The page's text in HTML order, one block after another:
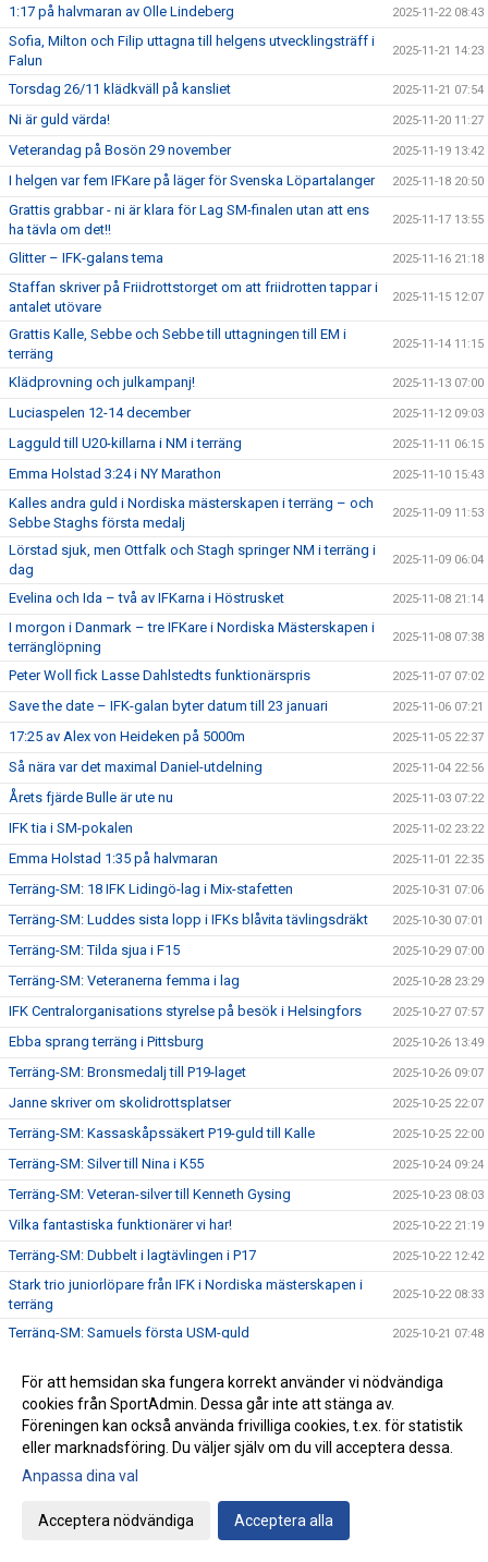
1:17 på halvmaran av Olle Lindeberg 2025-11-22 08:43
Sofia, Milton och Filip uttagna till helgens utvecklingsträff i
Falun
2025-11-21 14:23
Torsdag 26/11 klädkväll på kansliet 2025-11-21 07:54
Ni är guld värda! 2025-11-20 11:27
Veterandag på Bosön 29 november 2025-11-19 13:42
I helgen var fem IFKare på läger för Svenska Löpartalanger 2025-11-18 20:50
Grattis grabbar - ni är klara för Lag SM-finalen utan att ens
ha tävla om det!!
2025-11-17 13:55
Glitter – IFK-galans tema 2025-11-16 21:18
Staffan skriver på Friidrottstorget om att friidrotten tappar i
antalet utövare
2025-11-15 12:07
Grattis Kalle, Sebbe och Sebbe till uttagningen till EM i
terräng
2025-11-14 11:15
Klädprovning och julkampanj! 2025-11-13 07:00
Luciaspelen 12-14 december 2025-11-12 09:03
Lagguld till U20-killarna i NM i terräng 2025-11-11 06:15
Emma Holstad 3:24 i NY Marathon 2025-11-10 15:43
Kalles andra guld i Nordiska mästerskapen i terräng – och
Sebbe Staghs första medalj
2025-11-09 11:53
Lörstad sjuk, men Ottfalk och Stagh springer NM i terräng i
dag
2025-11-09 06:04
Evelina och Ida – två av IFKarna i Höstrusket 2025-11-08 21:14
I morgon i Danmark – tre IFKare i Nordiska Mästerskapen i
terränglöpning
2025-11-08 07:38
Peter Woll fick Lasse Dahlstedts funktionärspris 2025-11-07 07:02
Save the date – IFK-galan byter datum till 23 januari 2025-11-06 07:21
17:25 av Alex von Heideken på 5000m 2025-11-05 22:37
Så nära var det maximal Daniel-utdelning 2025-11-04 22:56
Årets fjärde Bulle är ute nu 2025-11-03 07:22
IFK tia i SM-pokalen 2025-11-02 23:22
Emma Holstad 1:35 på halvmaran 2025-11-01 22:35
Terräng-SM: 18 IFK Lidingö-lag i Mix-stafetten 2025-10-31 07:06
Terräng-SM: Luddes sista lopp i IFKs blåvita tävlingsdräkt 2025-10-30 07:01
Terräng-SM: Tilda sjua i F15 2025-10-29 07:00
Terräng-SM: Veteranerna femma i lag 2025-10-28 23:29
IFK Centralorganisations styrelse på besök i Helsingfors 2025-10-27 07:57
Ebba sprang terräng i Pittsburg 2025-10-26 13:49
Terräng-SM: Bronsmedalj till P19-laget 2025-10-26 09:07
Janne skriver om skolidrottsplatser 2025-10-25 22:07
Terräng-SM: Kassaskåpssäkert P19-guld till Kalle 2025-10-25 22:00
Terräng-SM: Silver till Nina i K55 2025-10-24 09:24
Terräng-SM: Veteran-silver till Kenneth Gysing 2025-10-23 08:03
Vilka fantastiska funktionärer vi har! 2025-10-22 21:19
Terräng-SM: Dubbelt i lagtävlingen i P17 2025-10-22 12:42
Stark trio juniorlöpare från IFK i Nordiska mästerskapen i
terräng
2025-10-22 08:33
Terräng-SM: Samuels första USM-guld 2025-10-21 07:48
Terräng-SM: Överlägsen Sebbeseger i P17 2025-10-19 22:34
Andreas Movin nära att kliva under tretimmarsgränsen i
Chicago
2025-10-18 22:01
Terräng-SM: Nära, nära senior-SM-guld för Kalle
Bästa stafettiden på 2000-talet – och det med två IFKare i
laget
För att hemsidan ska fungera korrekt använder vi nödvändiga
cookies från SportAdmin. Dessa går inte att stänga av.
Föreningen kan också använda frivilliga cookies, t.ex. för statistik
eller marknadsföring. Du väljer själv om du vill acceptera dessa.
Anpassa dina val
Acceptera nödvändiga Acceptera alla